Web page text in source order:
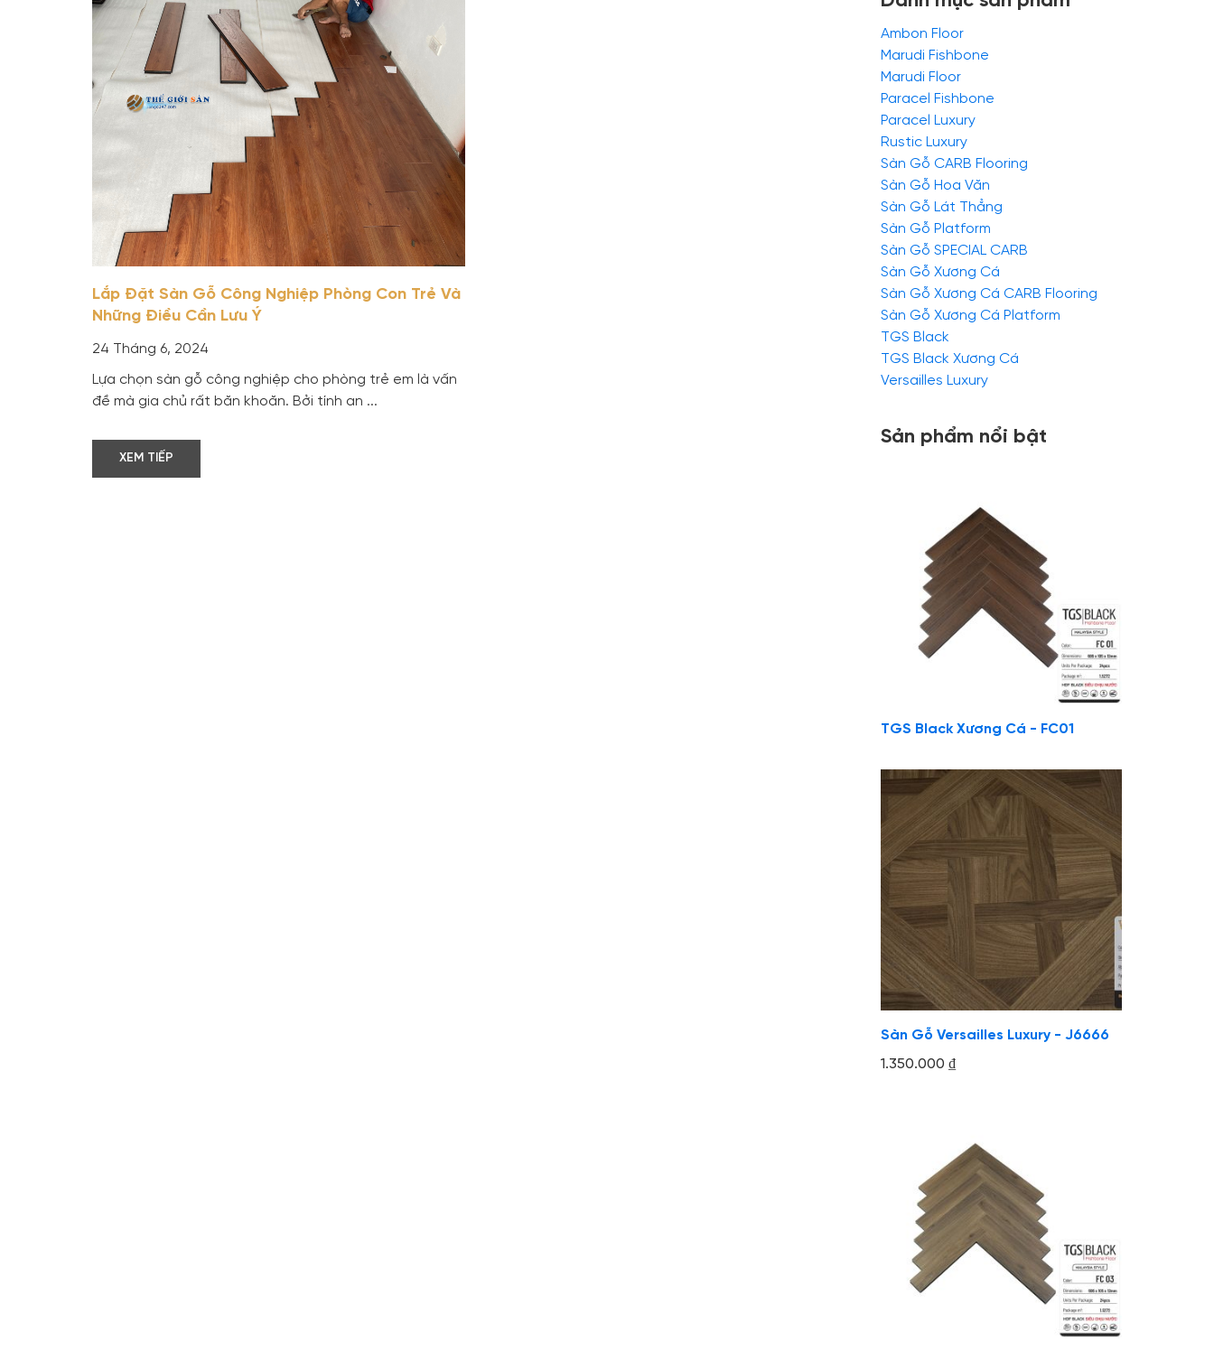
Lắp Đặt Sàn Gỗ Công Nghiệp Phòng Con Trẻ Và
Những Điều Cần Lưu Ý
24 Tháng 6, 2024
Lựa chọn sàn gỗ công nghiệp cho phòng trẻ em là vấn
đề mà gia chủ rất băn khoăn. Bởi tính an ...
XEM TIẾP
Ambon Floor
Marudi Fishbone
Marudi Floor
Paracel Fishbone
Paracel Luxury
Rustic Luxury
Sàn Gỗ CARB Flooring
Sàn Gỗ Hoa Văn
Sàn Gỗ Lát Thẳng
Sàn Gỗ Platform
Sàn Gỗ SPECIAL CARB
Sàn Gỗ Xương Cá
Sàn Gỗ Xương Cá CARB Flooring
Sàn Gỗ Xương Cá Platform
TGS Black
TGS Black Xương Cá
Versailles Luxury
Sản phẩm nổi bật
TGS Black Xương Cá - FC01
Sàn Gỗ Versailles Luxury - J6666
1.350.000 ₫